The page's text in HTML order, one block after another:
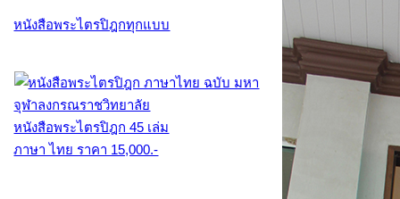
หนังสือพระไตรปิฎกทุกแบบ
หนังสือพระไตรปิฎก 45 เล่ม
ภาษา ไทย ราคา 15,000.-